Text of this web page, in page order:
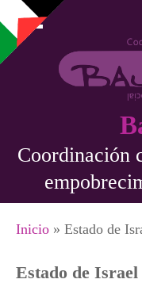
Pasar al contenido
Coordinación
Se
Inicio » Estado de
Estado de Israel